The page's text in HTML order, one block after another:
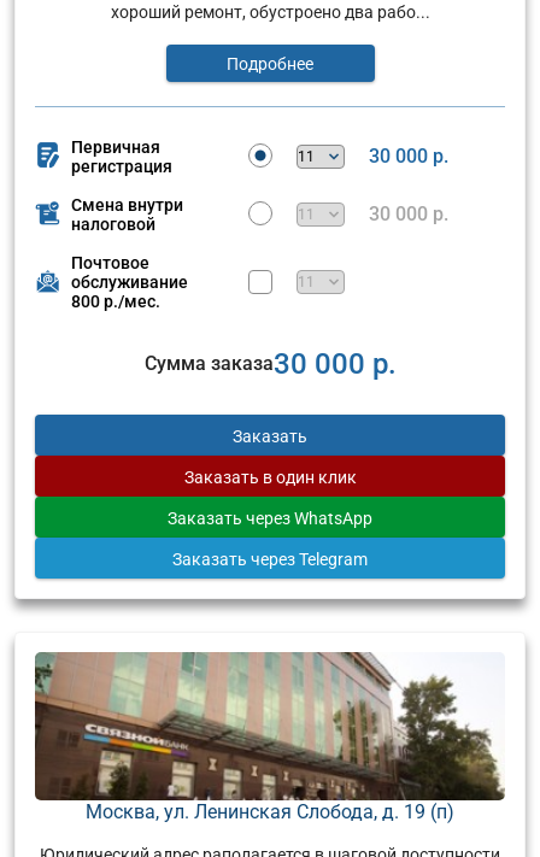
хороший ремонт, обустроено два рабо...
Подробнее
Первичная
регистрация
30 000 р.
Смена внутри
налоговой
30 000 р.
Почтовое
обслуживание
800 р./мес.
Сумма заказа30 000 р.
Заказать
Заказать в один клик
Заказать через WhatsApp
Заказать через Telegram
Москва, ул. Ленинская Слобода, д. 19 (п)